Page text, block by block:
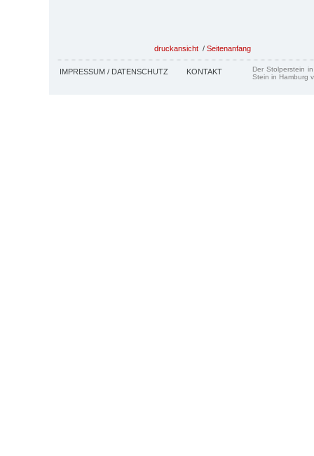
druckansicht / Seitenanfang
IMPRESSUM / DATENSCHUTZ KONTAKT
Der Stolperstein
Stein in Hamburg